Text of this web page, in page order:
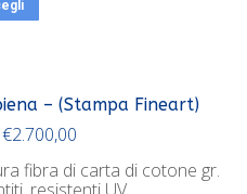
– (Stampa Fineart)
€2.700,00
fibra di carta di cotone gr.